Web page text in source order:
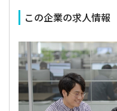
この企業の求人情報